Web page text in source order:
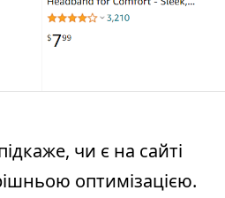
чи є на сайті
оптимізацією.